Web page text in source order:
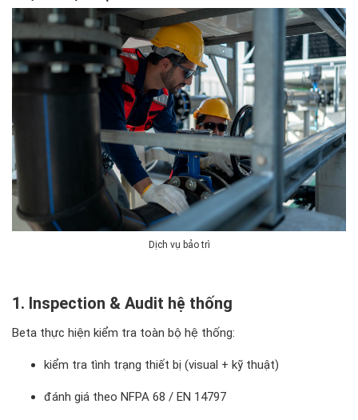
Dịch vụ bảo trì
1. Inspection & Audit hệ thống
Beta thực hiện kiểm tra toàn bộ hệ thống:
kiểm tra tình trạng thiết bị (visual + kỹ thuật)
đánh giá theo NFPA 68 / EN 14797